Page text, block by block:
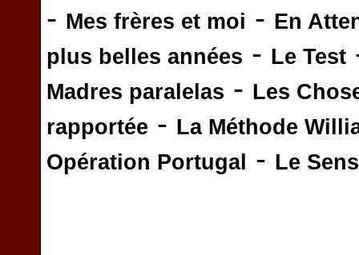
- Mes frères et moi - En
plus belles années - Le Test
Madres paralelas - Les
rapportée - La Méthode
Opération Portugal
- Le